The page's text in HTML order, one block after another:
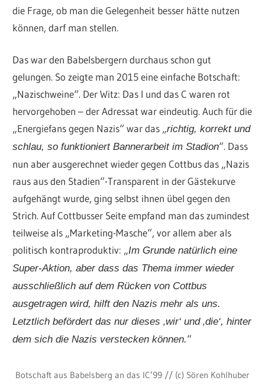
die Frage, ob man die Gelegenheit besser hätte nutzen
können, darf man stellen.
Das war den Babelsbergern durchaus schon gut
gelungen. So zeigte man 2015 eine einfache Botschaft:
„Nazischweine“. Der Witz: Das I und das C waren rot
hervorgehoben – der Adressat war eindeutig. Auch für die
„Energiefans gegen Nazis“ war das „richtig, korrekt und
schlau, so funktioniert Bannerarbeit im Stadion“. Dass
nun aber ausgerechnet wieder gegen Cottbus das „Nazis
raus aus den Stadien“-Transparent in der Gästekurve
aufgehängt wurde, ging selbst ihnen übel gegen den
Strich. Auf Cottbusser Seite empfand man das zumindest
teilweise als „Marketing-Masche“, vor allem aber als
politisch kontraproduktiv: „Im Grunde natürlich eine
Super-Aktion, aber dass das Thema immer wieder
ausschließlich auf dem Rücken von Cottbus
ausgetragen wird, hilft den Nazis mehr als uns.
Letztlich befördert das nur dieses ‚wir‘ und ‚die‘, hinter
dem sich die Nazis verstecken können.“
Botschaft aus Babelsberg an das IC’99 // (c) Sören Kohlhuber